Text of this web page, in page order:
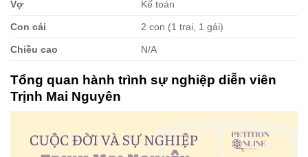
Vợ Kế toán
Con cái 2 con (1 trai, 1 gái)
Chiều cao N/A
Tổng quan hành trình sự nghiệp diễn viên
Trịnh Mai Nguyên